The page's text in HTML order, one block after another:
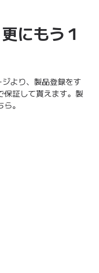
更にもう１
より、製品登録をす
証して貰えます。製
。